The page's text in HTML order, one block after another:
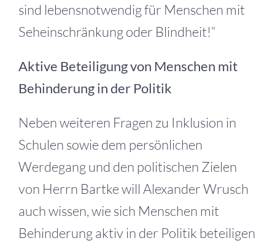
sind lebensnotwendig für Menschen mit
Seheinschränkung oder Blindheit!“
Aktive Beteiligung von Menschen mit
Behinderung in der Politik
Neben weiteren Fragen zu Inklusion in
Schulen sowie dem persönlichen
Werdegang und den politischen Zielen
von Herrn Bartke will Alexander Wrusch
auch wissen, wie sich Menschen mit
Behinderung aktiv in der Politik beteiligen